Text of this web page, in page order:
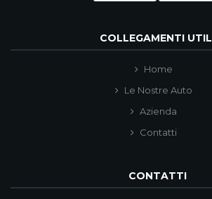
COLLEGAMENTI
Home
Le Nostre Auto
Azienda
Contatti
CONTATTI